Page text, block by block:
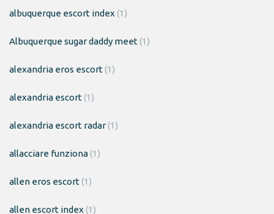
albuquerque escort index (1)
Albuquerque sugar daddy meet(1)
alexandria eros escort(1)
alexandria escort(1)
alexandria escort radar(1)
allacciare funziona(1)
allen eros escort(1)
allen escort index (1)